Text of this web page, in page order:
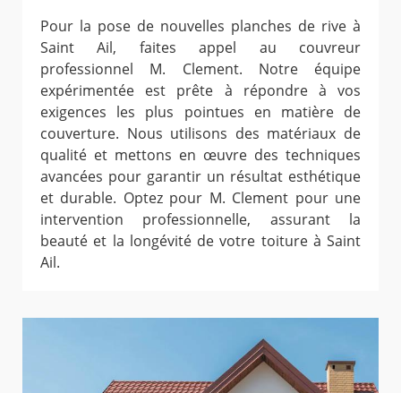
Pour la pose de nouvelles planches de rive à
Saint Ail, faites appel au couvreur
professionnel M. Clement. Notre équipe
expérimentée est prête à répondre à vos
exigences les plus pointues en matière de
couverture. Nous utilisons des matériaux de
qualité et mettons en œuvre des techniques
avancées pour garantir un résultat esthétique
et durable. Optez pour M. Clement pour une
intervention professionnelle, assurant la
beauté et la longévité de votre toiture à Saint
Ail.